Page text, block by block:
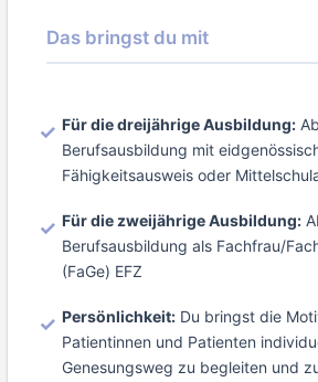
Das bringst du mit
Für die dreijährige Ausbildung:
Berufsausbildung mit
Fähigkeitsausweis oder
Für die zweijährige Ausbildung:
Berufsausbildung als Fachfrau/
(FaGe) EFZ
Persönlichkeit: Du bringst die
Patientinnen und Patienten
Genesungsweg zu begleiten und